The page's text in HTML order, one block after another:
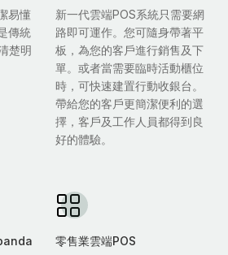
易懂
傳統
楚明
新一代雲端POS系統只需要網
路即可運作。您可隨身帶著平
板，為您的客戶進行銷售及下
單。或者當需要臨時活動櫃位
時，可快速建置行動收銀台。
帶給您的客戶更簡潔便利的選
擇，客戶及工作人員都得到良
好的體驗。
零售業雲端POS